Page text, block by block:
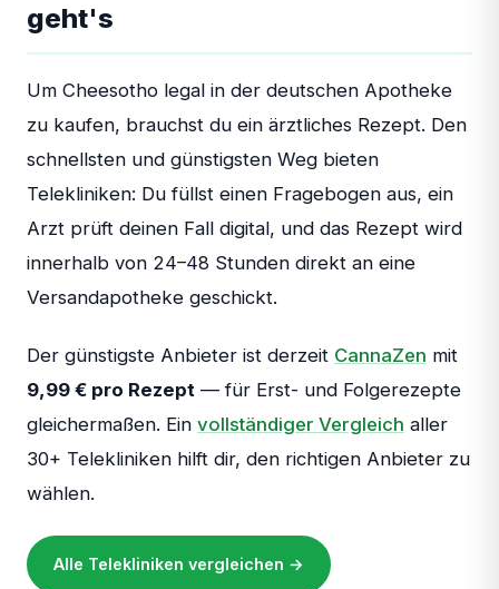
geht's
Um Cheesotho legal in der deutschen Apotheke
zu kaufen, brauchst du ein ärztliches Rezept. Den
schnellsten und günstigsten Weg bieten
Telekliniken: Du füllst einen Fragebogen aus, ein
Arzt prüft deinen Fall digital, und das Rezept wird
innerhalb von 24–48 Stunden direkt an eine
Versandapotheke geschickt.
Der günstigste Anbieter ist derzeit CannaZen mit
9,99 € pro Rezept — für Erst- und Folgerezepte
gleichermaßen. Ein vollständiger Vergleich aller
30+ Telekliniken hilft dir, den richtigen Anbieter zu
wählen.
Alle Telekliniken vergleichen →